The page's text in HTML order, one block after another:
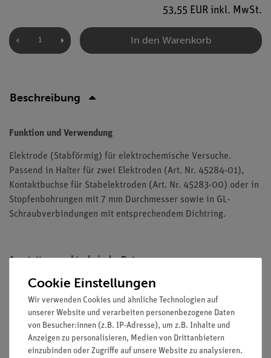
53,55 EUR inkl. MwSt.
In den Warenkorb
Beschreibung
Funktion und Verwendung
Elektrode (Stabförmig) für elektrochemische Versuche.
Passend in Halter für zwei Elektroden (Art. Nr. 45284-01),
Kontaktbuchse für Stabelektroden (Art. Nr. 45283-00) oder in
Stopfenbohrungen mit 7 mm Durchmesser sowie in GL-
Schraubverbindungen mit entsprechendem Dichtring.
Ausstattung und technische Daten
Durchmesser: 8 mm
Versandkostenfrei ab 300,- €
Cookie Einstellungen
Wir verwenden Cookies und ähnliche Technologien auf
unserer Website und verarbeiten personenbezogene Daten
von Besucher:innen (z.B. IP-Adresse), um z.B. Inhalte und
Anzeigen zu personalisieren, Medien von Drittanbietern
einzubinden oder Zugriffe auf unsere Website zu analysieren.